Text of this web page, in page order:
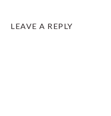
LEAVE A REPLY